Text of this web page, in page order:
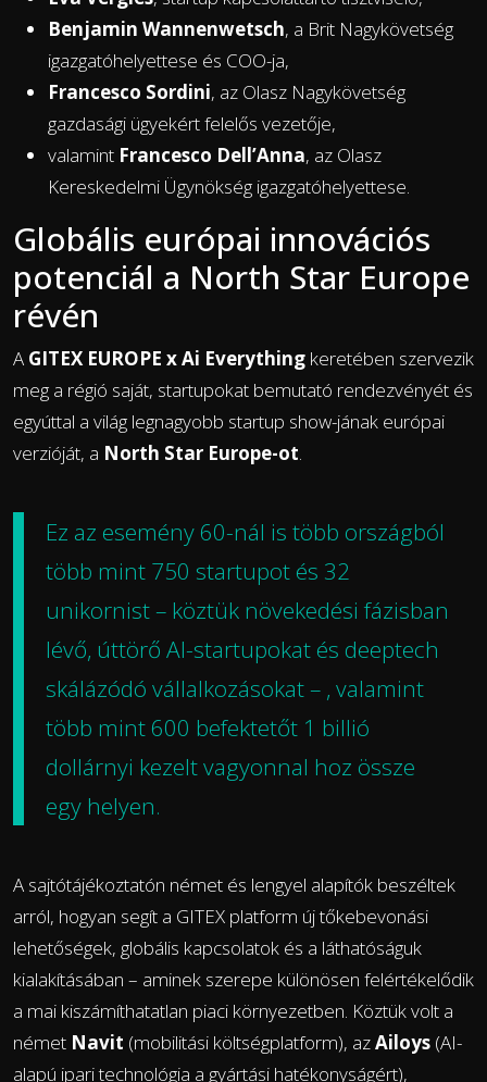
Benjamin Wannenwetsch, a Brit Nagykövetség
igazgatóhelyettese és COO-ja,
Francesco Sordini, az Olasz Nagykövetség
gazdasági ügyekért felelős vezetője,
valamint Francesco Dell’Anna, az Olasz
Kereskedelmi Ügynökség igazgatóhelyettese.
Globális európai innovációs
potenciál a North Star Europe
révén
A GITEX EUROPE x Ai Everything keretében szervezik
meg a régió saját, startupokat bemutató rendezvényét és
egyúttal a világ legnagyobb startup show-jának európai
verzióját, a North Star Europe-ot
Ez az esemény 60-nál is több országból
több mint 750 startupot és 32
unikornist – köztük növekedési fázisban
lévő, úttörő AI-startupokat és deeptech
skálázódó vállalkozásokat – , valamint
több mint 600 befektetőt 1 billió
dollárnyi kezelt vagyonnal hoz össze
egy helyen.
A sajtótájékoztatón német és lengyel alapítók beszéltek
arról, hogyan segít a GITEX platform új tőkebevonási
lehetőségek, globális kapcsolatok és a láthatóságuk
kialakításában – aminek szerepe különösen felértékelődik
a mai kiszámíthatatlan piaci környezetben. Köztük volt a
német Navit (mobilitási költségplatform), azAiloys (AI-
alapú ipari technológia a gyártási hatékonyságért),